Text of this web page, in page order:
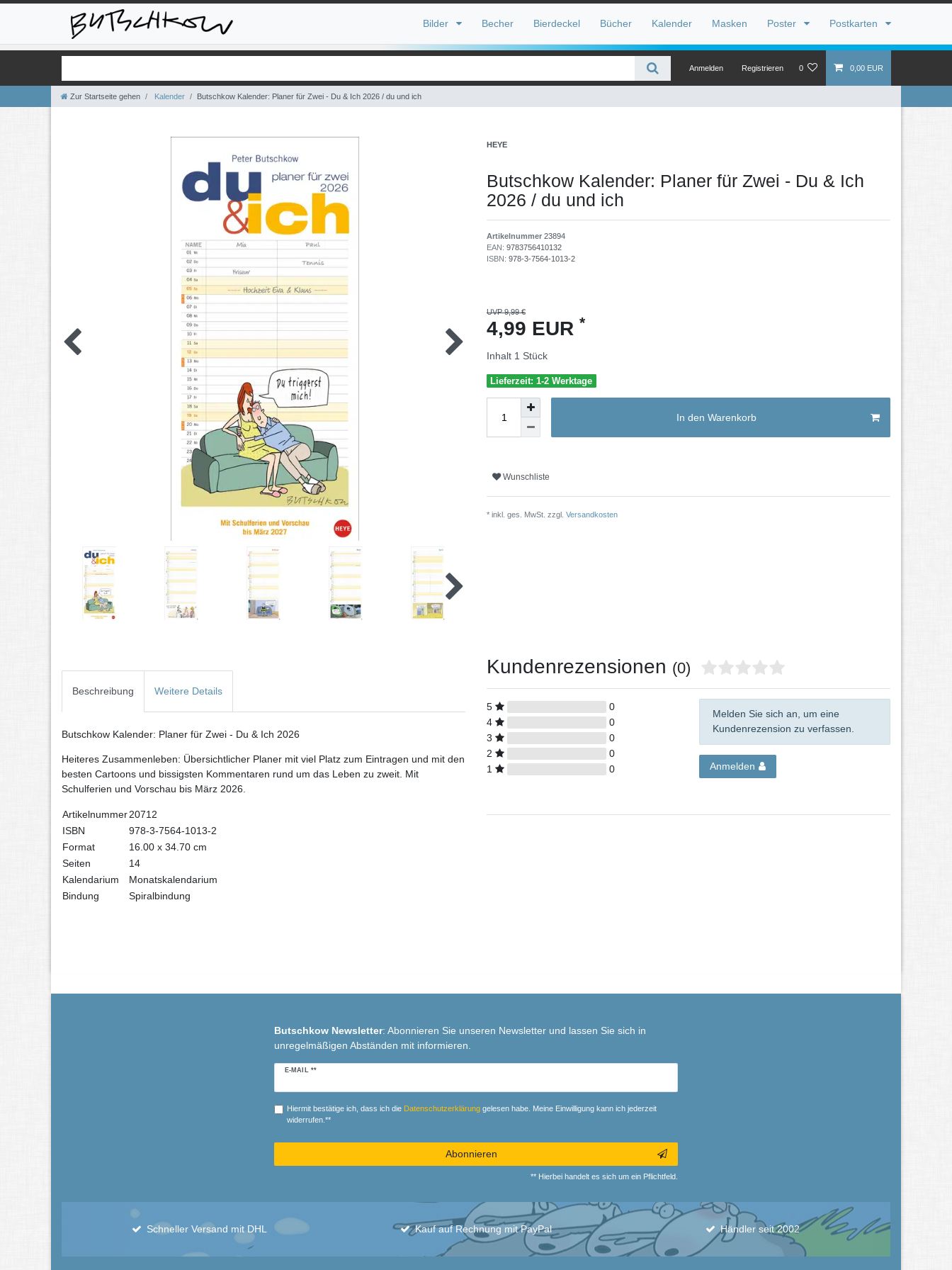
Bilder Becher Bierdeckel Bücher Kalender Masken Poster Postkarten
Anmelden Registrieren 0 0,00 EUR
Zur Startseite gehen Kalender Butschkow Kalender: Planer für Zwei - Du & Ich 2026 / du und ich
HEYE
Butschkow Kalender: Planer für Zwei - Du & Ich
2026 / du und ich
Artikelnummer 23894
EAN: 9783756410132
ISBN: 978-3-7564-1013-2
UVP 9,99 €
4,99 EUR *
Inhalt 1 Stück
Lieferzeit: 1-2 Werktage
In den Warenkorb
Wunschliste
* inkl. ges. MwSt. zzgl. Versandkosten
Beschreibung Weitere Details
Butschkow Kalender: Planer für Zwei - Du & Ich 2026
Heiteres Zusammenleben: Übersichtlicher Planer mit viel Platz zum Eintragen und mit den
besten Cartoons und bissigsten Kommentaren rund um das Leben zu zweit. Mit
Schulferien und Vorschau bis März 2026.
Artikelnummer20712
ISBN
978-3-7564-1013-2
Format
16.00 x 34.70 cm
Seiten
14
Kalendarium
Monatskalendarium
Bindung
Spiralbindung
Kundenrezensionen (0)
5
0
4
0
3
0
2
0
1
0
Melden Sie sich an, um eine
Kundenrezension zu verfassen.
Anmelden
Butschkow Newsletter: Abonnieren Sie unseren Newsletter und lassen Sie sich in
unregelmäßigen Abständen mit informieren.
E-MAIL **
Newsletter
Hiermit bestätige ich, dass ich die Daten­schutz­erklärunggelesen habe. Meine Einwilligung kann ich jederzeit
widerrufen.**
Abonnieren
** Hierbei handelt es sich um ein Pflichtfeld.
Schneller Versand mit DHL Kauf auf Rechnung mit PayPal Händler seit 2002